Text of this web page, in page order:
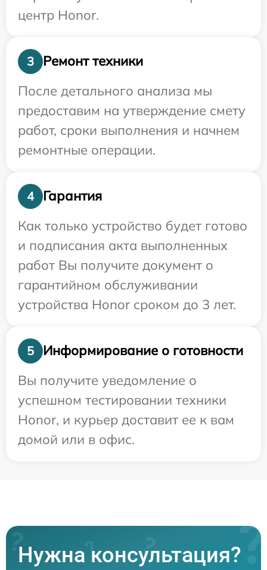
центр Honor.
3
Ремонт техники
После детального анализа мы
предоставим на утверждение смету
работ, сроки выполнения и начнем
ремонтные операции.
4
Гарантия
Как только устройство будет готово
и подписания акта выполненных
работ Вы получите документ о
гарантийном обслуживании
устройства Honor сроком до 3 лет.
5
Информирование о готовности
Вы получите уведомление о
успешном тестировании техники
Honor, и курьер доставит ее к вам
домой или в офис.
Нужна консультация?